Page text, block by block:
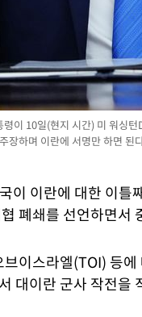
이 10일(현지 시간) 미 워싱
장하며 이란에 서명만 하면
이 이란에 대한 이틀
폐쇄를 선언하면서
이스라엘(TOI) 등
대이란 군사 작전을